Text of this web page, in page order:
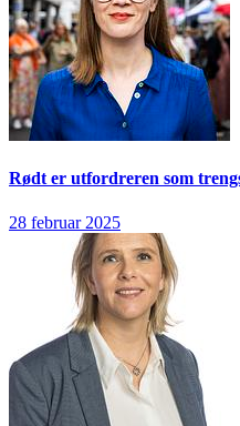
Rødt er utfordreren som
28 februar 2025